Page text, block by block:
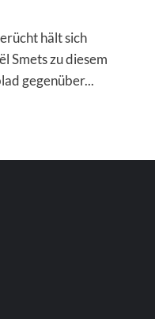
hält sich
Smets zu diesem
gegenüber...